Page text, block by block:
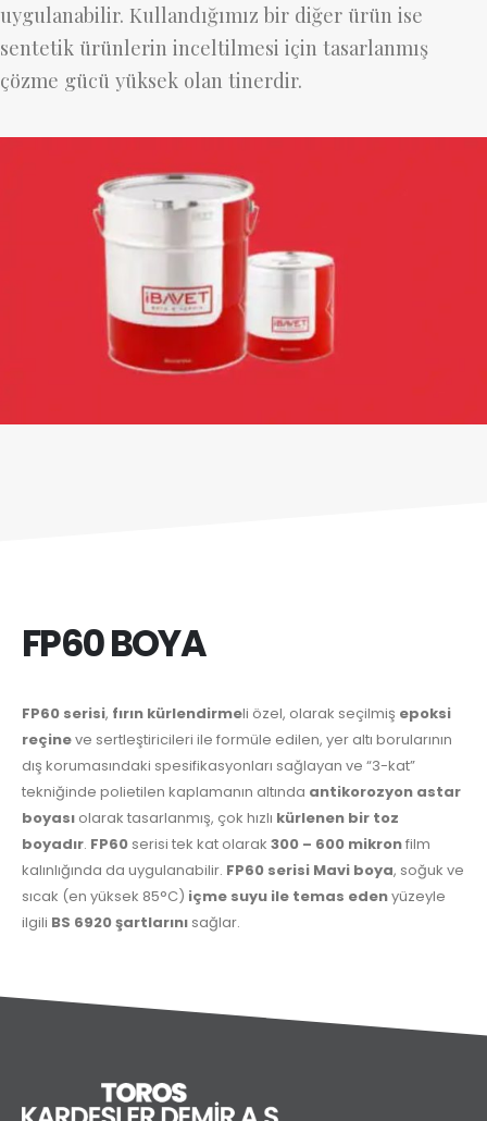
uygulanabilir. Kullandığımız bir diğer ürün ise
sentetik ürünlerin inceltilmesi için tasarlanmış
çözme gücü yüksek olan tinerdir.
FP60 BOYA
FP60 serisi, fırın kürlendirmeli özel, olarak seçilmiş epoksi
reçineve sertleştiricileri ile formüle edilen, yer altı borularının
dış korumasındaki spesifikasyonları sağlayan ve “3-kat”
tekniğinde polietilen kaplamanın altında antikorozyon astar
boyası olarak tasarlanmış, çok hızlı kürlenen bir toz
boyadır. FP60 serisi tek kat olarak 300 – 600 mikronfilm
kalınlığında da uygulanabilir. FP60 serisi Mavi boya, soğuk ve
sıcak (en yüksek 85°C) içme suyu ile temas edenyüzeyle
ilgili BS 6920 şartlarını sağlar.